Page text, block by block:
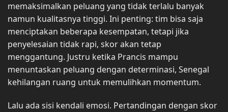
memaksimalkan peluang yang tidak terlalu banyak
namun kualitasnya tinggi. Ini penting: tim bisa saja
menciptakan beberapa kesempatan, tetapi jika
penyelesaian tidak rapi, skor akan tetap
menggantung. Justru ketika Prancis mampu
menuntaskan peluang dengan determinasi, Senegal
kehilangan ruang untuk memulihkan momentum.
Lalu ada sisi kendali emosi. Pertandingan dengan skor